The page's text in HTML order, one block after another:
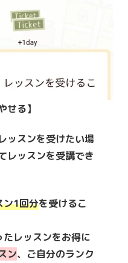
せる】
ッスンを受けたい場
レッスンを受講でき
ン1回分を受けるこ
レッスンをお得に
ン、ご自分のランク